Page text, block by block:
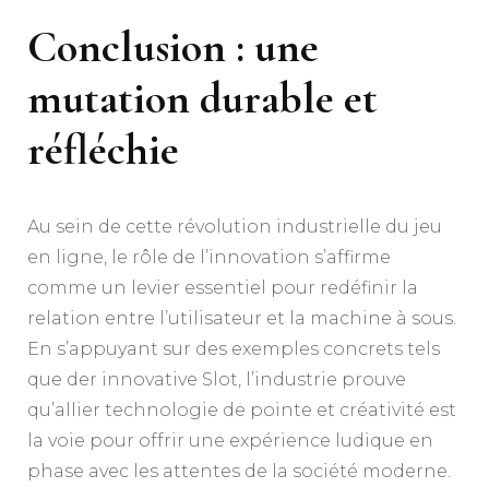
Conclusion : une
mutation durable et
réfléchie
Au sein de cette révolution industrielle du jeu
en ligne, le rôle de l’innovation s’affirme
comme un levier essentiel pour redéfinir la
relation entre l’utilisateur et la machine à sous.
En s’appuyant sur des exemples concrets tels
que der innovative Slot, l’industrie prouve
qu’allier technologie de pointe et créativité est
la voie pour offrir une expérience ludique en
phase avec les attentes de la société moderne.